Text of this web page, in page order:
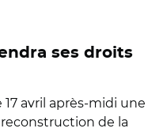
ses droits
avril après-midi une
de la